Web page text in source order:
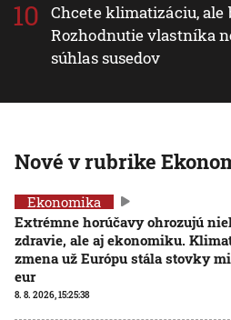
Chcete klimatizáciu,
Rozhodnutie vlastníka
súhlas susedov
Nové v rubrike
Ekonomika
Extrémne horúčavy ohrozujú
zdravie, ale aj ekonomiku.
zmena už Európu stála stovky
eur
8. 8. 2026, 15:25:38